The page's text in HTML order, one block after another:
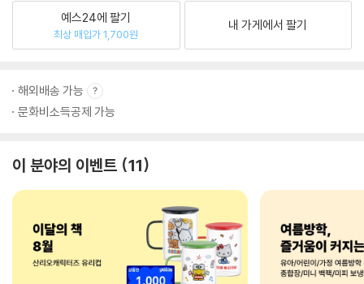
예스24에 팔기
최상 매입가 1,700원
내 가게에서 팔기
해외배송 가능
문화비소득공제 가능
이 분야의 이벤트 11